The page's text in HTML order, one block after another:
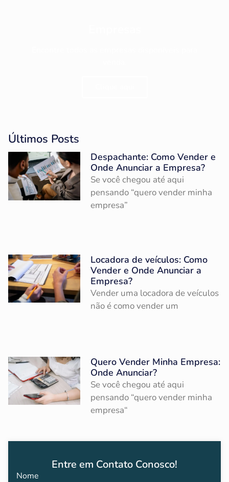
Últimos Posts
Despachante: Como Vender e
Onde Anunciar a Empresa?
Se você chegou até aqui
pensando “quero vender minha
empresa”
Locadora de veículos: Como
Vender e Onde Anunciar a
Empresa?
Vender uma locadora de veículos
não é como vender um
Quero Vender Minha Empresa:
Onde Anunciar?
Se você chegou até aqui
pensando “quero vender minha
empresa“
Entre em Contato Conosco!
Nome